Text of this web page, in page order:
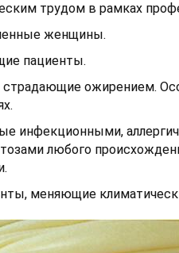
трудом в рамках
женщины.
пациенты.
ожирением.
инфекционными,
любого
меняющие